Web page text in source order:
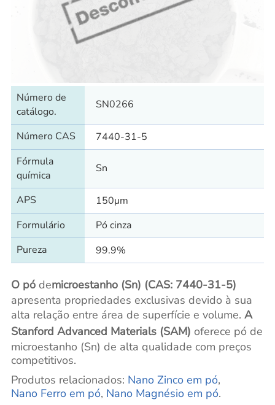
Número de
catálogo.
SN0266
Número CAS
7440-31-5
Fórmula
química
Sn
APS
150μm
Formulário
Pó cinza
Pureza
99.9%
O pódemicroestanho (Sn) (CAS: 7440-31-5)
apresenta propriedades exclusivas devido à sua
alta relação entre área de superfície e volume. A
Stanford Advanced Materials (SAM) oferece pó de
microestanho (Sn) de alta qualidade com preços
competitivos.
Produtos relacionados: Nano Zinco em pó,
Nano Ferro em pó, Nano Magnésio em pó.